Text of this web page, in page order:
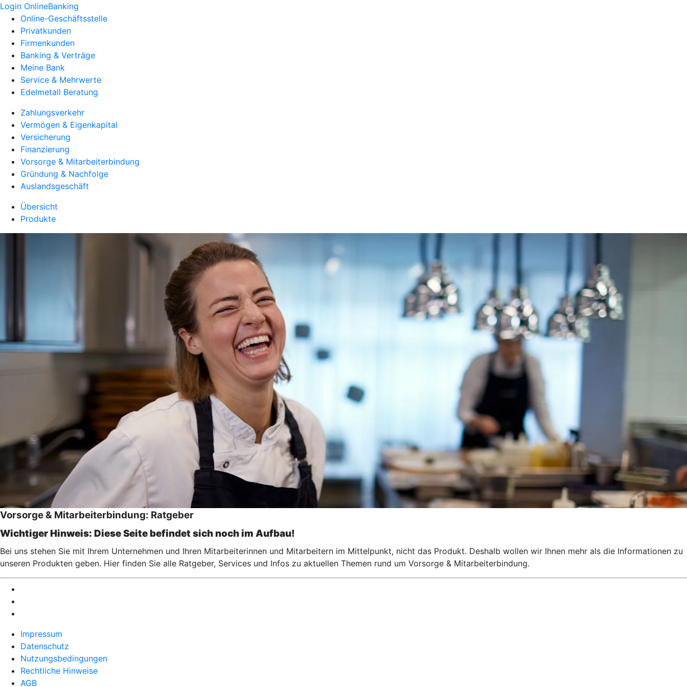
Login OnlineBanking
Online-Geschäftsstelle
Privatkunden
Firmenkunden
Banking & Verträge
Meine Bank
Service & Mehrwerte
Edelmetall Beratung
Zahlungsverkehr
Vermögen & Eigenkapital
Versicherung
Finanzierung
Vorsorge & Mitarbeiterbindung
Gründung & Nachfolge
Auslandsgeschäft
Übersicht
Produkte
Vorsorge & Mitarbeiterbindung: Ratgeber
Wichtiger Hinweis: Diese Seite befindet sich noch im Aufbau!
Bei uns stehen Sie mit Ihrem Unternehmen und Ihren Mitarbeiterinnen und Mitarbeitern im Mittelpunkt, nicht das Produkt. Deshalb wollen wir Ihnen mehr als die Informationen zu
unseren Produkten geben. Hier finden Sie alle Ratgeber, Services und Infos zu aktuellen Themen rund um Vorsorge & Mitarbeiterbindung.
Impressum
Datenschutz
Nutzungsbedingungen
Rechtliche Hinweise
AGB